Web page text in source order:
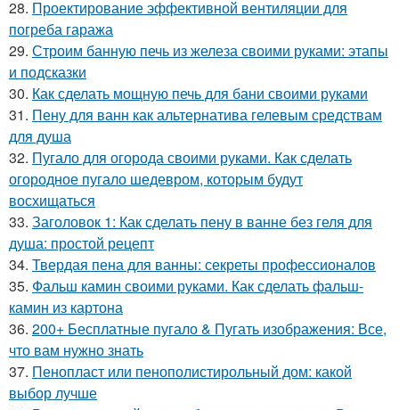
28. Проектирование эффективной вентиляции для
погреба гаража
29. Строим банную печь из железа своими руками: этапы
и подсказки
30. Как сделать мощную печь для бани своими руками
31. Пену для ванн как альтернатива гелевым средствам
для душа
32. Пугало для огорода своими руками. Как сделать
огородное пугало шедевром, которым будут
восхищаться
33. Заголовок 1: Как сделать пену в ванне без геля для
душа: простой рецепт
34. Твердая пена для ванны: секреты профессионалов
35. Фальш камин своими руками. Как сделать фальш-
камин из картона
36. 200+ Бесплатные пугало & Пугать изображения: Все,
что вам нужно знать
37. Пенопласт или пенополистирольный дом: какой
выбор лучше